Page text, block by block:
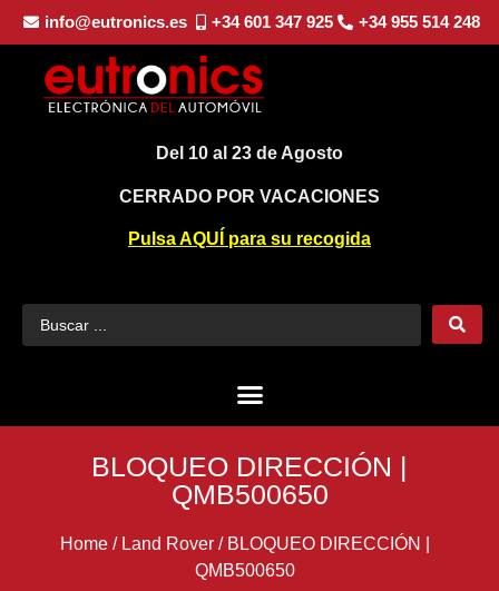
info@eutronics.es +34 601 347 925 +34 955 514 248
Del 10 al 23 de Agosto
CERRADO POR VACACIONES
Pulsa AQUÍ para su recogida
BLOQUEO DIRECCIÓN |
QMB500650
Home/ Land Rover/ BLOQUEO DIRECCIÓN |
QMB500650